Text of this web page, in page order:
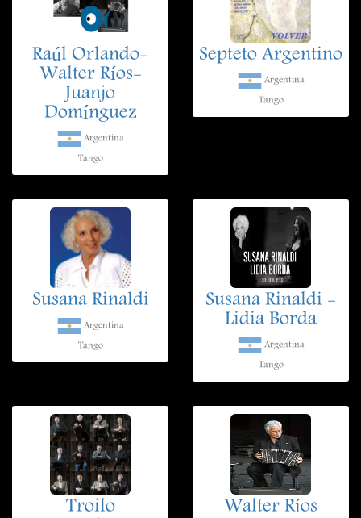
Raúl Orlando-
Walter Ríos-
Juanjo
Domínguez
Argentina
Tango
Septeto Argentino
Argentina
Tango
Susana Rinaldi
Argentina
Tango
Susana Rinaldi -
Lidia Borda
Argentina
Tango
Troilo
Walter Ríos